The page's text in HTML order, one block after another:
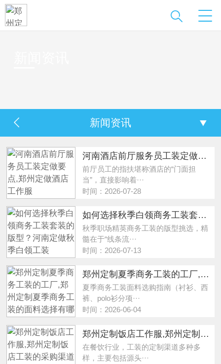
新闻资讯
河南酒店前厅服务员工装定做要点,郑州定做酒店工作服
前厅员工的指扶堪称酒店的“门面担
当”，直接影响着···
时间：2026-07-28
如何选择秋季白领商务工装套装的版型？河南定做秋季白领工装
秋季职场精英商务工装的版型挑选，精
髓在于“线条流···
时间：2026-07-13
郑州定制夏季商务工装的工厂,郑州定制夏季商务工装的面料选择有哪些注意事项？
夏季商务工装面料选购指南（衬衫、西
裤、polo衫分项···
时间：2026-06-04
郑州定制饭店工作服,郑州定制饭店工装的采购渠道有哪些？
在餐饮行业，工装的定制渠道多种多
样，主要包括源头···